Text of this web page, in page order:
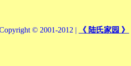
© 2001-2012 | 《 陆氏家园 》